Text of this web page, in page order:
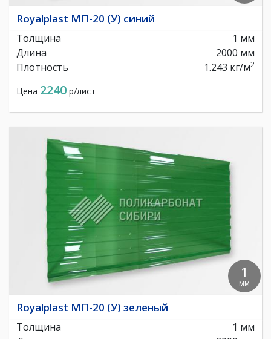
Royalplast МП-20 (У) синий
Толщина
1 мм
Длина
2000 мм
Плотность
1.243 кг/м2
Цена 2240 р/лист
1
мм
Royalplast МП-20 (У) зеленый
Толщина
1 мм